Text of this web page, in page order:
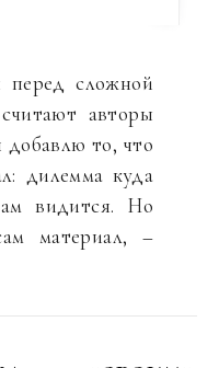
перед сложной
авторы
добавлю то, что
дилемма куда
видится. Но
материал, –